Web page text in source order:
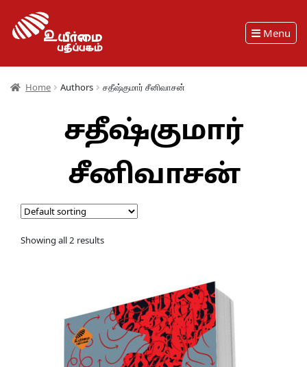
Menu
Home Authors சதீஷ்குமார் சீனிவாசன்
சதீஷ்குமார்
சீனிவாசன்
Showing all 2 results